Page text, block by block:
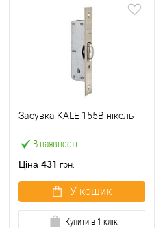
В наявності
Засувка KALE 155B нікель
Ціна 431 грн.
У кошик
Купити в 1 клік